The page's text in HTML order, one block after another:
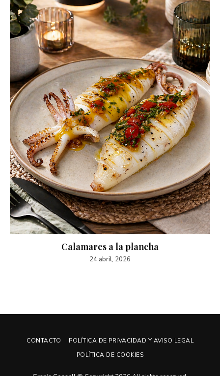
Calamares a la plancha
24 abril, 2026
CONTACTO
POLÍTICA DE PRIVACIDAD Y AVISO LEGAL
POLÍTICA DE COOKIES